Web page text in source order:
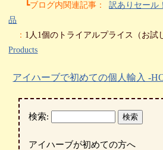
┗ブログ内関連記事：
訳ありセール
品
： 1人1個のトライアルプライス（お
Products
アイハーブで初めての個人輸入 -
検索:
アイハーブが初めての方へ